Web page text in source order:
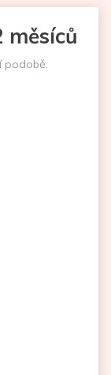
měsíců
podobě.